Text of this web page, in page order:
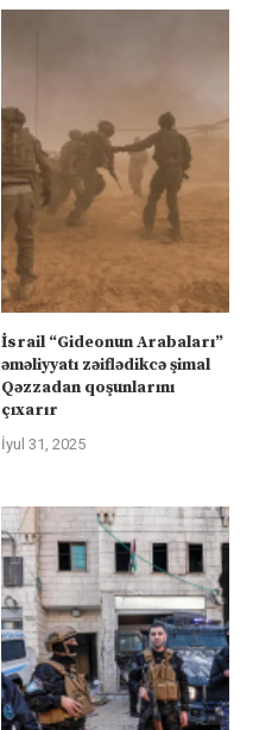
İsrail “Gideonun Arabaları”
əməliyyatı zəiflədikcə şimal
Qəzzadan qoşunlarını
çıxarır
İyul 31, 2025